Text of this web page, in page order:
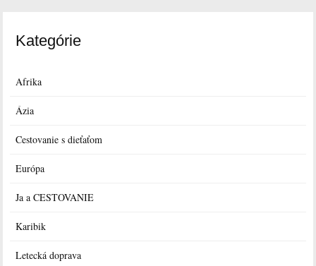
Kategórie
Afrika
Ázia
Cestovanie s dieťaťom
Európa
Ja a CESTOVANIE
Karibik
Letecká doprava